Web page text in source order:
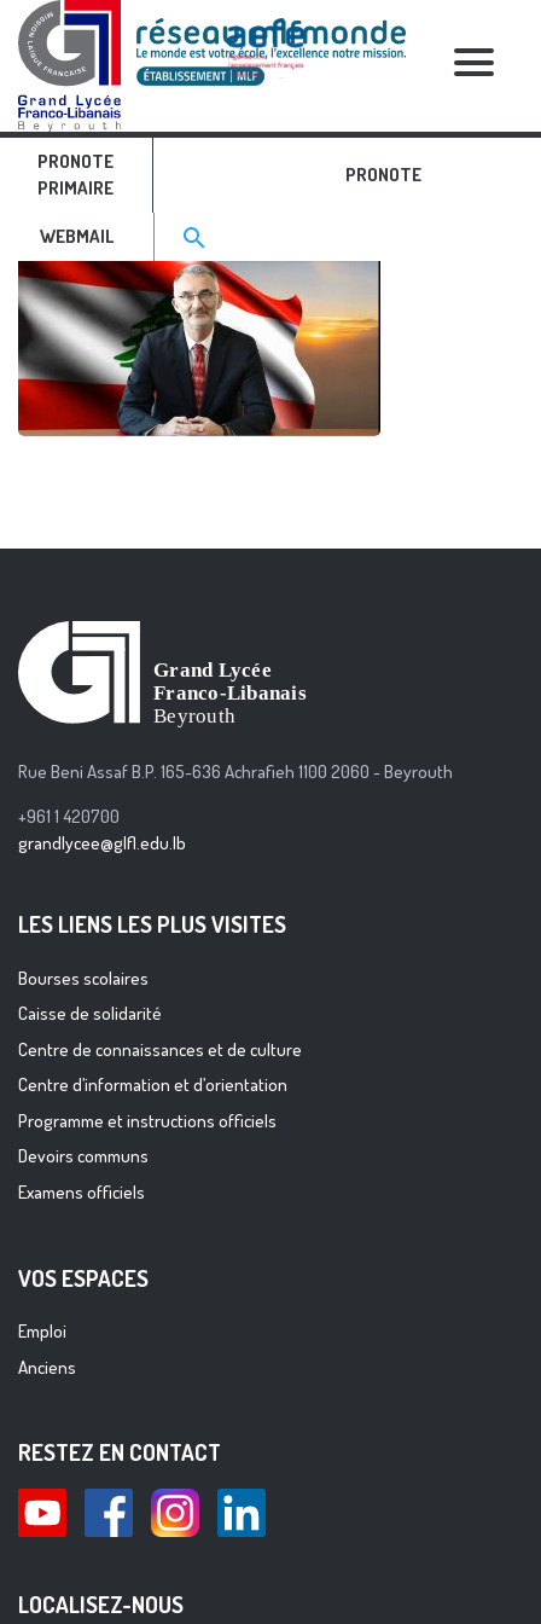
PRONOTE
PRIMAIRE
PRONOTE
WEBMAIL Search for:>
search
RELATIVE POSTS
Capture
Rue Beni Assaf B.P. 165-636 Achrafieh 1100 2060 - Beyrouth
+961 1 420700
grandlycee@glfl.edu.lb
LES LIENS LES PLUS VISITES
Bourses scolaires
Caisse de solidarité
Centre de connaissances et de culture
Centre d’information et d’orientation
Programme et instructions officiels
Devoirs communs
Examens officiels
VOS ESPACES
Emploi
Anciens
RESTEZ EN CONTACT
LOCALISEZ-NOUS